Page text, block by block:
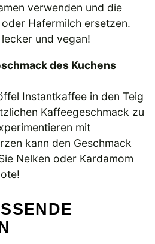
verwenden und die
Hafermilch ersetzen.
und vegan!
des Kuchens
Instantkaffee in den Teig
Kaffeegeschmack zu
mit
kann den Geschmack
Nelken oder Kardamom
G